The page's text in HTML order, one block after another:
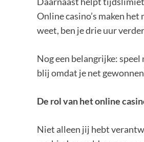
Online casino’s maken
weet, ben je drie uur
Nog een belangrijke:
blij omdat je net
De rol van het online
Niet alleen jij hebt